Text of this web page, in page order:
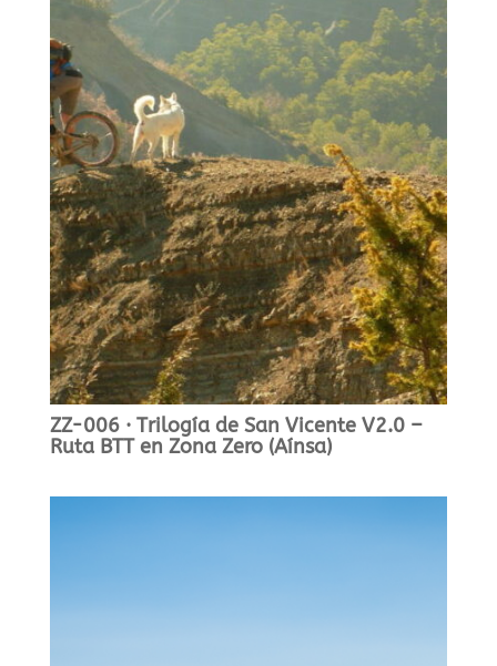
ZZ-006 · Trilogía de San Vicente V2.0 –
Ruta BTT en Zona Zero (Aínsa)